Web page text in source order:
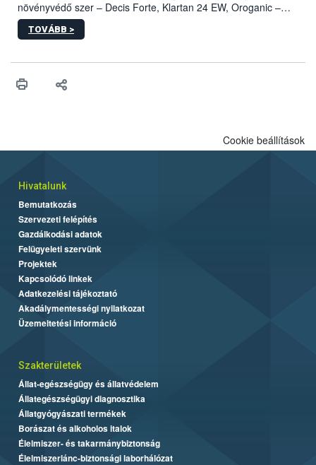
növényvédő szer – Decis Forte, Klartan 24 EW, Oroganic –
engedélyokiratát módosította, így azok a szüretet követően,
egészen a vesszőérettség (BBCH 91) stádiumáig
érésű szőlőkben is legyen lehetőség a károsító elleni további
felhasználók számára is elérhető és ökológiai termesztésben is
TOVÁBB >
Cookie beállítások
Hivatalunk
Bemutatkozás
Szervezeti felépítés
Gazdálkodási adatok
Felügyeleti szervünk
Projektek
Kapcsolódó linkek
Adatkezelési tájékoztató
Akadálymentességi nyilatkozat
Üzemeltetési információ
Szakterületek
Állat-egészségügy és állatvédelem
Állategészségügyi diagnosztika
Állatgyógyászati termékek
Borászat és alkoholos italok
Élelmiszer- és takarmánybiztonság
Élelmiszerlánc-biztonsági laborhálózat